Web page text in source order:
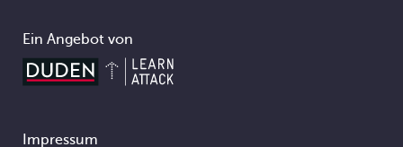
Ein Angebot von
Impressum